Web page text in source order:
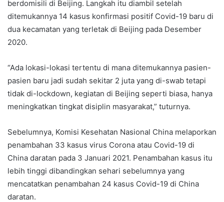
berdomisili di Beijing. Langkah itu diambil setelah
ditemukannya 14 kasus konfirmasi positif Covid-19 baru di
dua kecamatan yang terletak di Beijing pada Desember
2020.
“Ada lokasi-lokasi tertentu di mana ditemukannya pasien-
pasien baru jadi sudah sekitar 2 juta yang di-swab tetapi
tidak di-lockdown, kegiatan di Beijing seperti biasa, hanya
meningkatkan tingkat disiplin masyarakat,” tuturnya.
Sebelumnya, Komisi Kesehatan Nasional China melaporkan
penambahan 33 kasus virus Corona atau Covid-19 di
China daratan pada 3 Januari 2021. Penambahan kasus itu
lebih tinggi dibandingkan sehari sebelumnya yang
mencatatkan penambahan 24 kasus Covid-19 di China
daratan.